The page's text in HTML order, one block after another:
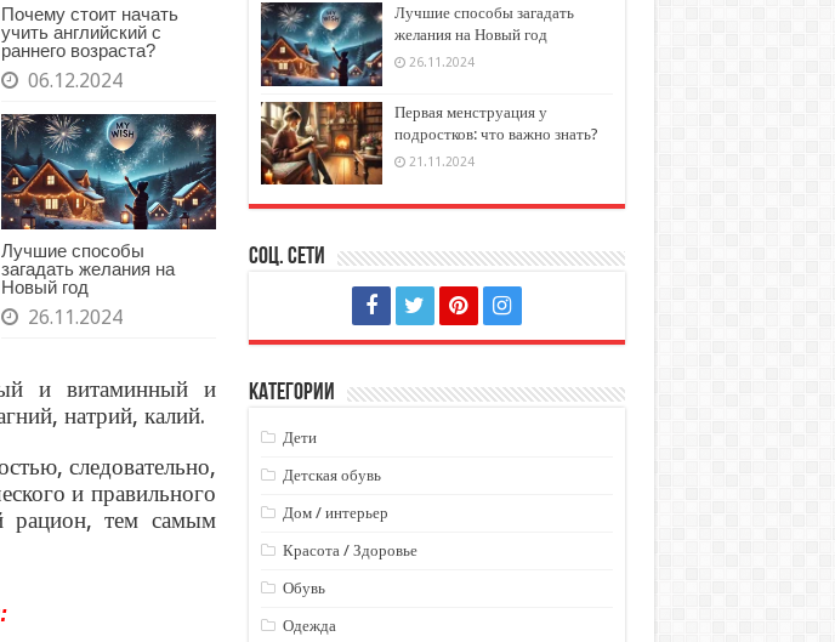
Почему стоит начать
учить английский с
раннего возраста?
06.12.2024
Лучшие способы
загадать желания на
Новый год
26.11.2024
и витаминный и
натрий, калий.
следовательно,
и правильного
рацион, тем самым
Лучшие способы загадать
желания на Новый год
26.11.2024
Первая менструация у
подростков: что важно знать?
21.11.2024
Соц. сети
Категории
Дети
Детская обувь
Дом / интерьер
Красота / Здоровье
Обувь
Одежда